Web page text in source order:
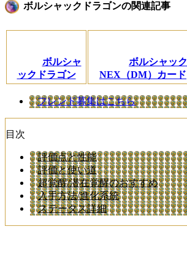
ボルシャックドラゴンの関連記事
ボルシャ
ックドラゴン
ボルシャック
NEX（DM）カード
フレンド募集はこちら
目次
評価点と性能
評価と使い道
超覚醒/潜在覚醒のおすすめ
入手方法/進化系統
ステータス詳細